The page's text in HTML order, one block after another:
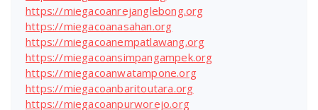
https://miegacoanrejanglebong.org
https://miegacoanasahan.org
https://miegacoanempatlawang.org
https://miegacoansimpangampek.org
https://miegacoanwatampone.org
https://miegacoanbaritoutara.org
https://miegacoanpurworejo.org